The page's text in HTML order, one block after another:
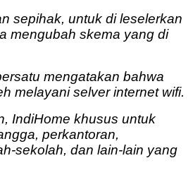
sepihak, untuk di leselerkan
mengubah skema yang di
mengatakan bahwa
melayani selver internet wifi.
IndiHome khusus untuk
perkantoran,
sekolah, dan lain-lain yang